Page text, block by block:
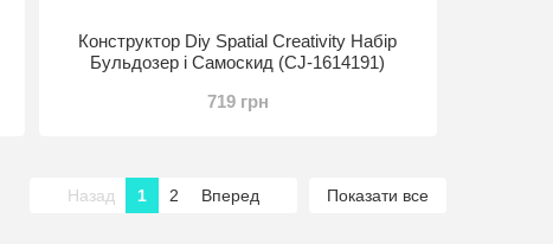
Конструктор Diy Spatial Creativity Набір
Бульдозер і Самоскид (CJ-1614191)
719 грн
Назад 1 2 Вперед Показати все